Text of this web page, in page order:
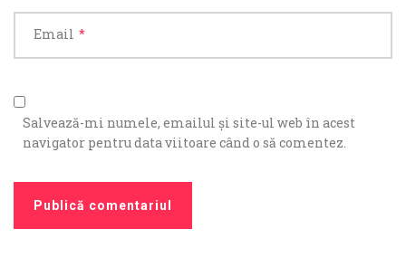
Email *
Salvează-mi numele, emailul și site-ul web în acest
navigator pentru data viitoare când o să comentez.